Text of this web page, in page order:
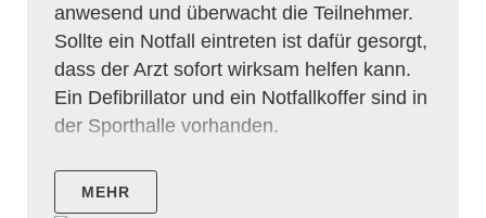
anwesend und überwacht die Teilnehmer.
Sollte ein Notfall eintreten ist dafür gesorgt,
dass der Arzt sofort wirksam helfen kann.
Ein Defibrillator und ein Notfallkoffer sind in
der Sporthalle vorhanden.
MEHR